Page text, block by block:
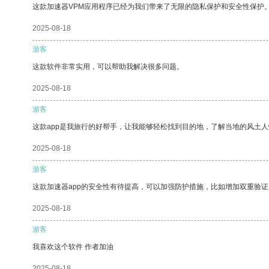
这款加速器VPM应用程序已经为我们带来了无限的隐私保护和安全性保护。
2025-08-18
游客
这款软件非常实用，可以帮助我解决很多问题。
2025-08-18
游客
这款app是我旅行的好帮手，让我能够轻松找到目的地，了解当地的风土人
2025-08-18
游客
这款加速器app的安全性有待提高，可以加强防护措施，比如增加双重验证
2025-08-18
游客
我喜欢这个软件 作者加油